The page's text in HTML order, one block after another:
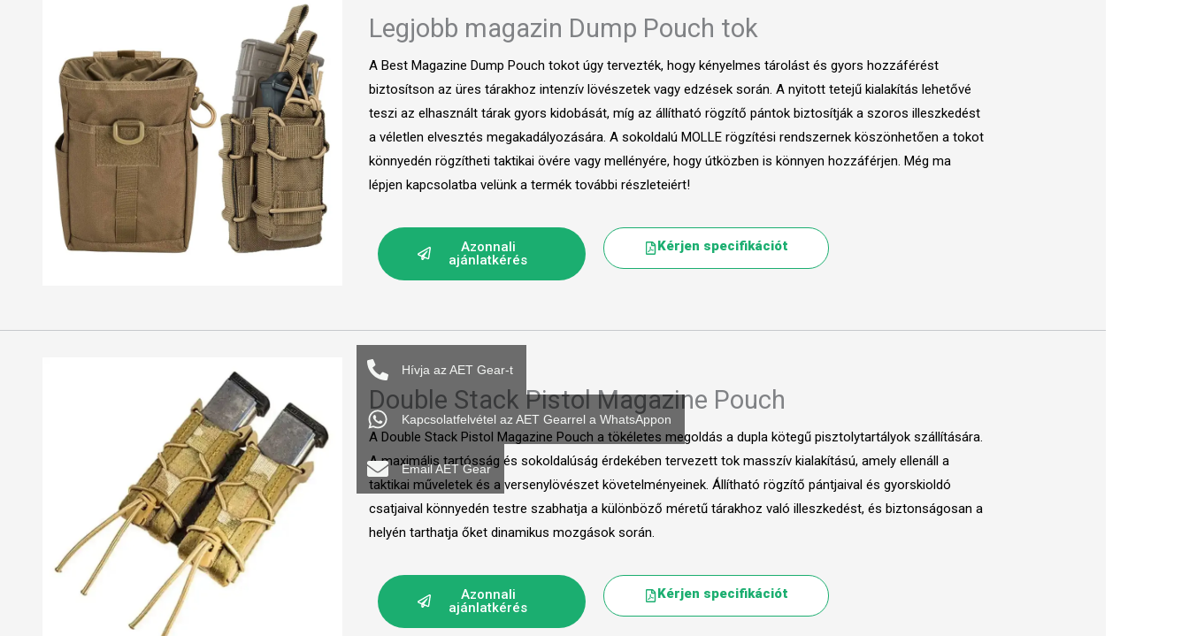
Legjobb magazin Dump Pouch tok
A Best Magazine Dump Pouch tokot úgy tervezték, hogy kényelmes tárolást és gyors hozzáférést
biztosítson az üres tárakhoz intenzív lövészetek vagy edzések során. A nyitott tetejű kialakítás lehetővé
teszi az elhasznált tárak gyors kidobását, míg az állítható rögzítő pántok biztosítják a szoros illeszkedést
a véletlen elvesztés megakadályozására. A sokoldalú MOLLE rögzítési rendszernek köszönhetően a tokot
könnyedén rögzítheti taktikai övére vagy mellényére, hogy útközben is könnyen hozzáférjen. Még ma
lépjen kapcsolatba velünk a termék további részleteiért!
Azonnali
ajánlatkérés
Kérjen specifikációt
Double Stack Pistol Magazine Pouch
A Double Stack Pistol Magazine Pouch a tökéletes megoldás a dupla kötegű pisztolytartályok szállítására.
A maximális tartósság és sokoldalúság érdekében tervezett tok masszív kialakítású, amely ellenáll a
taktikai műveletek és a versenylövészet követelményeinek. Állítható rögzítő pántjaival és gyorskioldó
csatjaival könnyedén testre szabhatja a különböző méretű tárakhoz való illeszkedést, és biztonságosan a
helyén tarthatja őket dinamikus mozgások során.
Azonnali
ajánlatkérés
Kérjen specifikációt
Hívja az AET Gear-t
Kapcsolatfelvétel az AET Gearrel a WhatsAppon
Email AET Gear